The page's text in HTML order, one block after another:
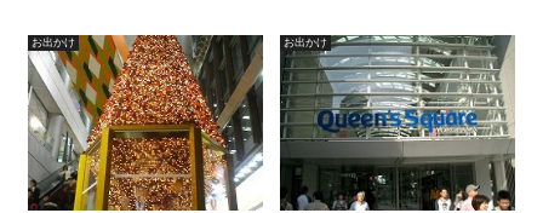
お出かけ お出かけ